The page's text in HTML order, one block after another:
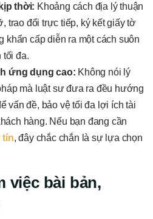
thời: Khoảng cách địa lý thuận
trao đổi trực tiếp, ký kết giấy tờ
khẩn cấp diễn ra một cách suôn
tối đa.
ứng dụng cao: Không nói lý
mà luật sư đưa ra đều hướng
vấn đề, bảo vệ tối đa lợi ích tài
hàng. Nếu bạn đang cần
tín, đây chắc chắn là sự lựa chọn
việc bài bản,